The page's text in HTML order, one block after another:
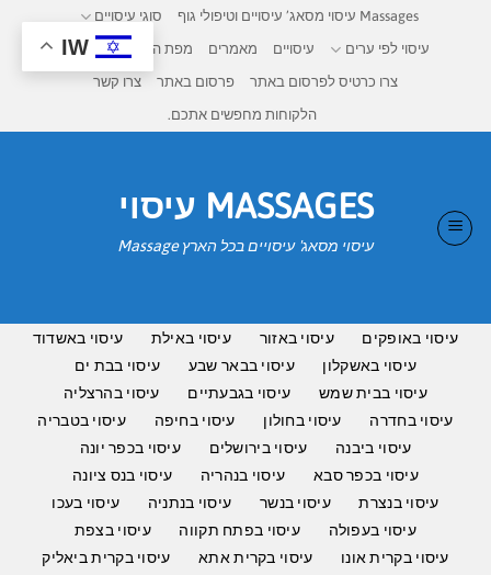
Massages עיסוי מסאג’ עיסויים וטיפולי גוף
סוגי עיסויים
עיסוי לפי ערים
עיסויים מאמרים
מפת העיסויים בישראל
צרו כרטיס לפרסום באתר
פרסום באתר
צרו קשר
הלקוחות מחפשים אתכם.
MASSAGES עיסוי
עיסוי מסאג' עיסויים בכל הארץ Massage
עיסוי באופקים עיסוי באזור עיסוי באילת
עיסוי באשדוד
עיסוי באשקלון
עיסוי בבאר שבע
עיסוי בבת ים
עיסוי בבית שמש
עיסוי בגבעתיים
עיסוי בהרצליה
עיסוי בחדרה
עיסוי בחולון עיסוי בחיפה
עיסוי בטבריה
עיסוי ביבנה
עיסוי בירושלים
עיסוי בכפר יונה
עיסוי בכפר סבא
עיסוי בנהריה
עיסוי בנס ציונה
עיסוי בנצרת
עיסוי בנשר עיסוי בנתניה
עיסוי בעכו
עיסוי בעפולה
עיסוי בפתח תקווה
עיסוי בצפת
עיסוי בקרית אונו
עיסוי בקרית אתא
עיסוי בקרית ביאליק
IW